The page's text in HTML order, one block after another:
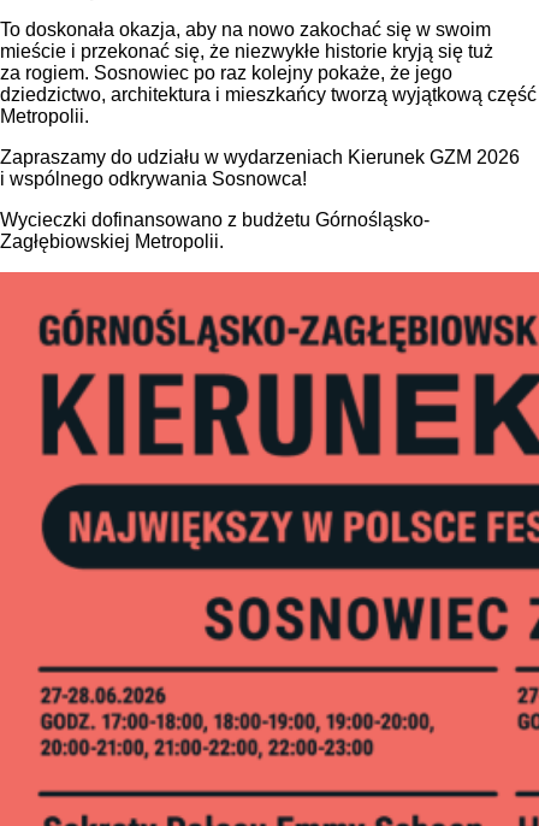
To doskonała okazja, aby na nowo zakochać się w swoim
mieście i przekonać się, że niezwykłe historie kryją się tuż
za rogiem. Sosnowiec po raz kolejny pokaże, że jego
dziedzictwo, architektura i mieszkańcy tworzą wyjątkową część
Metropolii.
Zapraszamy do udziału w wydarzeniach Kierunek GZM 2026
i wspólnego odkrywania Sosnowca!
Wycieczki dofinansowano z budżetu Górnośląsko-
Zagłębiowskiej Metropolii.